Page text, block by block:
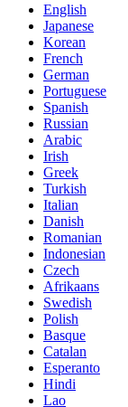
English
Japanese
Korean
French
German
Portuguese
Spanish
Russian
Arabic
Irish
Greek
Turkish
Italian
Danish
Romanian
Indonesian
Czech
Afrikaans
Swedish
Polish
Basque
Catalan
Esperanto
Hindi
Lao